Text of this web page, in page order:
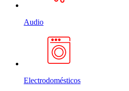
Audio
Electrodomésticos